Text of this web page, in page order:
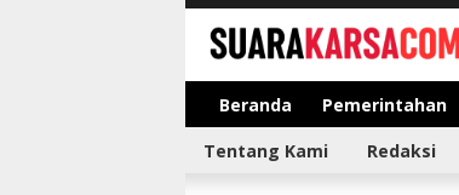
suarakarsa.com
Informasi terpercaya
Beranda Pemerintahan
Tentang Kami Redaksi